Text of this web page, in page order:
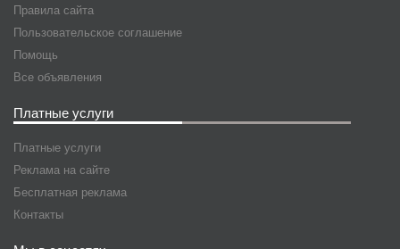
Правила сайта
Пользовательское соглашение
Помощь
Все объявления
Платные услуги
Платные услуги
Реклама на сайте
Бесплатная реклама
Контакты